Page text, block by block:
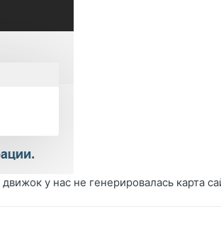
у нас не генерировалась карта